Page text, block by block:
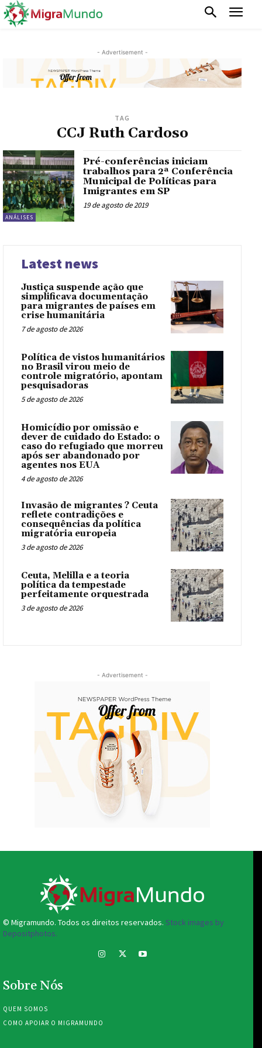
- Advertisement -
TAG
CCJ Ruth Cardoso
ANÁLISES
Pré-conferências iniciam
trabalhos para 2ª Conferência
Municipal de Políticas para
Imigrantes em SP
19 de agosto de 2019
Latest news
Justiça suspende ação que
simplificava documentação
para migrantes de países em
crise humanitária
7 de agosto de 2026
Política de vistos humanitários
no Brasil virou meio de
controle migratório, apontam
pesquisadoras
5 de agosto de 2026
Homicídio por omissão e
dever de cuidado do Estado: o
caso do refugiado que morreu
após ser abandonado por
agentes nos EUA
4 de agosto de 2026
Invasão de migrantes ? Ceuta
reflete contradições e
consequências da política
migratória europeia
3 de agosto de 2026
Ceuta, Melilla e a teoria
política da tempestade
perfeitamente orquestrada
3 de agosto de 2026
- Advertisement -
© Migramundo. Todos os direitos reservados. Stock images by
Depositphotos.
Sobre Nós
QUEM SOMOS
COMO APOIAR O MIGRAMUNDO